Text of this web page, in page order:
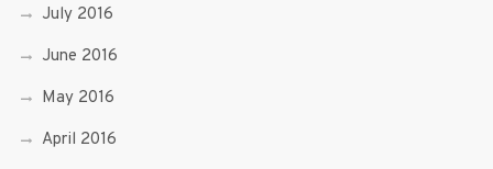
July 2016
June 2016
May 2016
April 2016